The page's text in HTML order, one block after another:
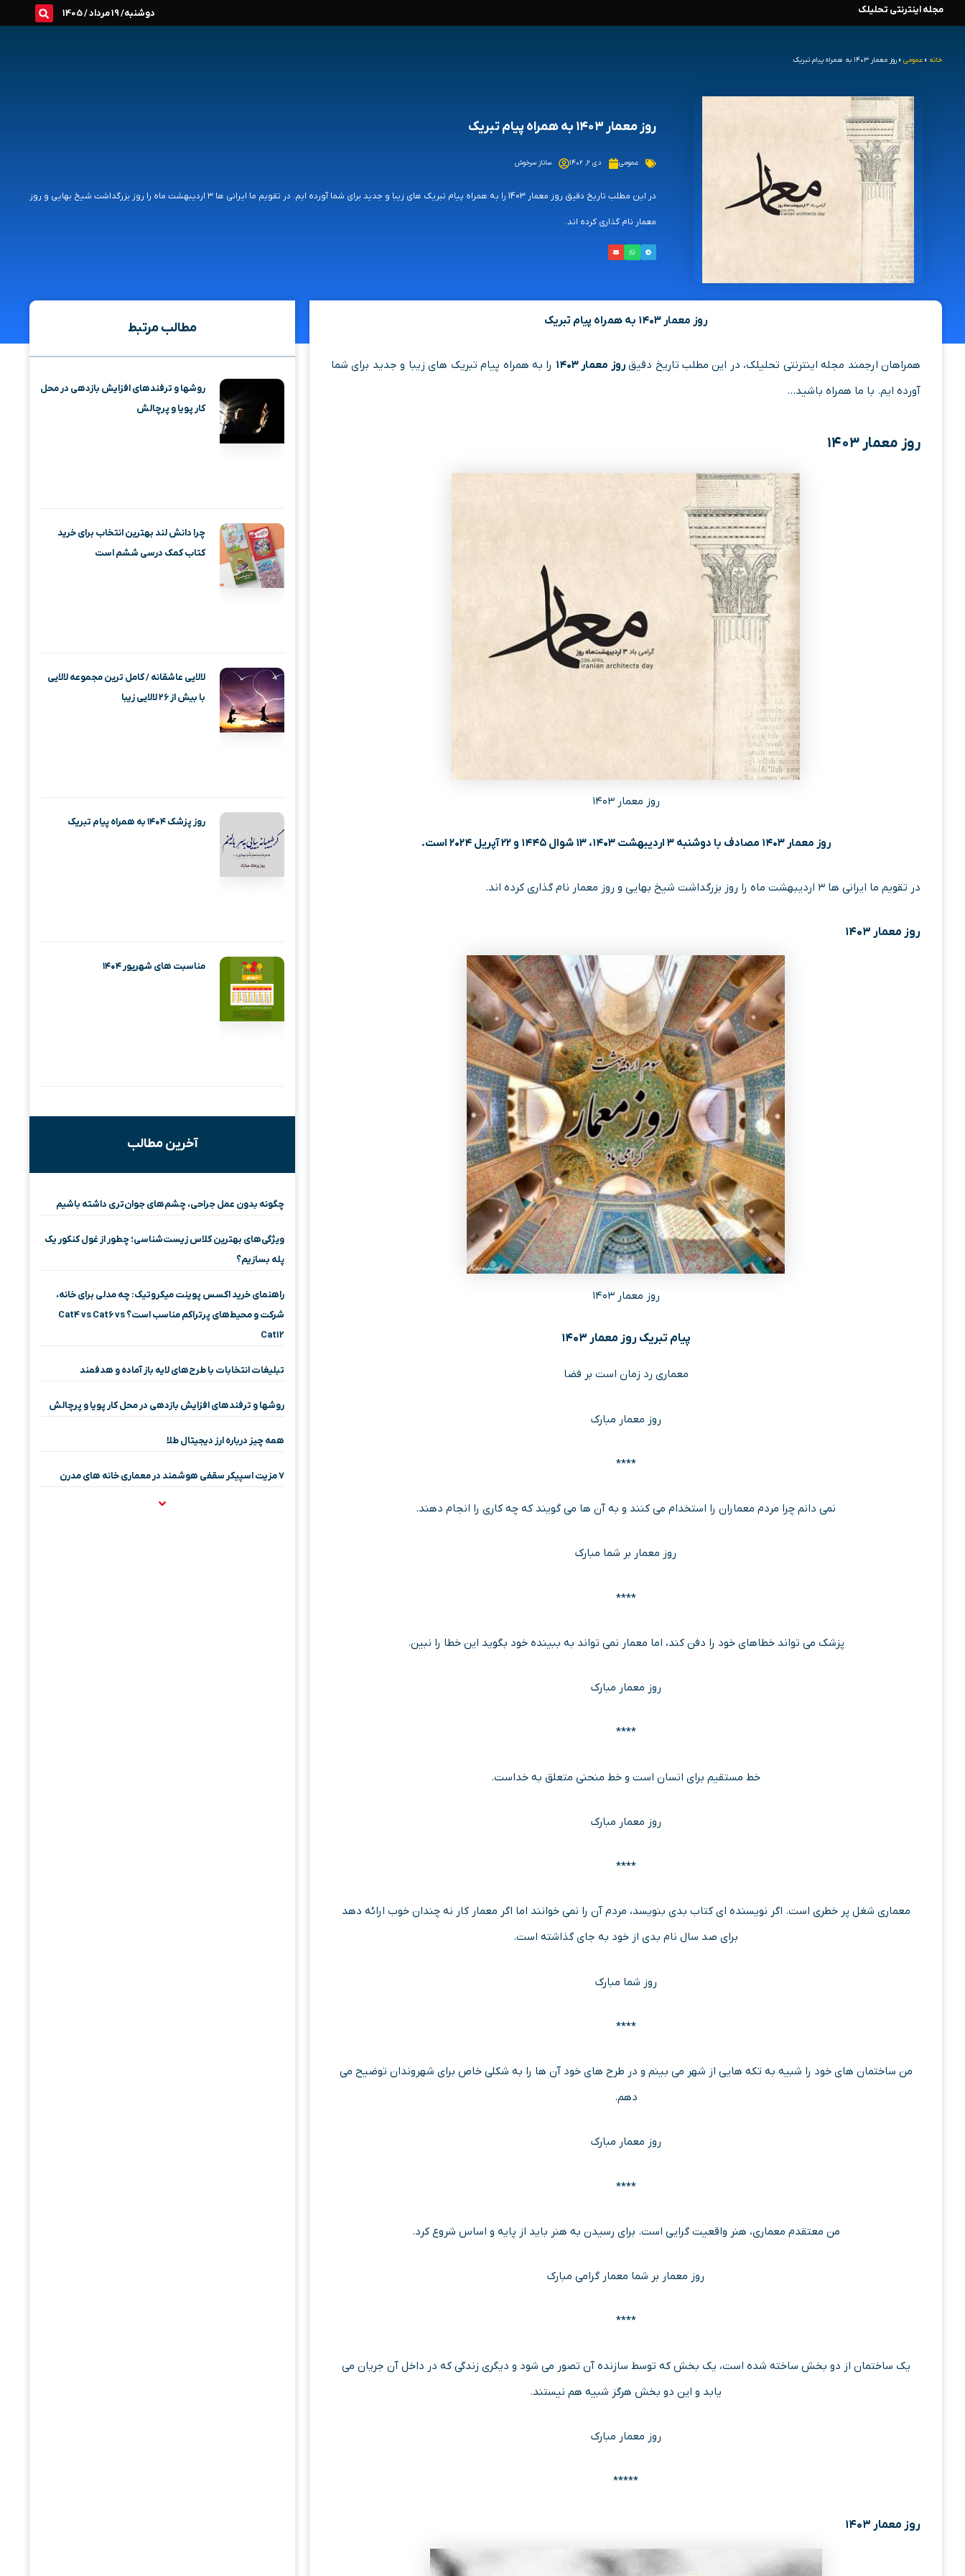
محتوا
مجله اینترنتی تحلیلک دوشنبه/ 19 مرداد / 1405
خانه » عمومی » روز معمار ۱۴۰۳ به همراه پیام تبریک
روز معمار ۱۴۰۳ به همراه پیام تبریک
عمومی دی ۲, ۱۴۰۲ ساناز سرخوش
در این مطلب تاریخ دقیق روز معمار 1403 را به همراه پیام تبریک های زیبا و جدید برای شما آورده ایم. در تقویم ما ایرانی ها ۳ اردیبهشت ماه را روز بزرگداشت شیخ بهایی و روز
معمار نام گذاری کرده اند.
روز معمار ۱۴۰۳ به همراه پیام تبریک
همراهان ارجمند مجله اینترنتی تحلیلک، در این مطلب تاریخ دقیقروز معمار ۱۴۰۳
را به همراه پیام تبریک های زیبا و جدید برای شما
آورده ایم. با ما همراه باشید…
روز معمار ۱۴۰۳
روز معمار ۱۴۰۳
روز معمار ۱۴۰۳ مصادف با دوشنبه ۳ اردیبهشت ۱۴۰۳، ۱۳ شوال ۱۴۴۵ و ۲۲ آپریل ۲۰۲۴ است.
در تقویم ما ایرانی ها ۳ اردیبهشت ماه را روز بزرگداشت شیخ بهایی و روز معمار نام گذاری کرده اند.
روز معمار ۱۴۰۳
روز معمار ۱۴۰۳
پیام تبریک روز معمار ۱۴۰۳
معماری رد زمان است بر فضا
روز معمار مبارک
****
نمی دانم چرا مردم معماران را استخدام می کنند و به آن ها می گویند که چه کاری را انجام دهند.
روز معمار بر شما مبارک
****
پزشک می تواند خطاهای خود را دفن کند، اما معمار نمی تواند به ببینده خود بگوید این خطا را نبین.
روز معمار مبارک
****
خط مستقیم برای انسان است و خط منحنی متعلق به خداست.
روز معمار مبارک
****
معماری شغل پر خطری است. اگر نویسنده ای کتاب بدی بنویسد، مردم آن را نمی خوانند اما اگر معمار کار نه چندان خوب ارائه دهد
برای صد سال نام بدی از خود به جای گذاشته است.
روز شما مبارک
****
من ساختمان های خود را شبیه به تکه هایی از شهر می بینم و در طرح های خود آن ها را به شکلی خاص برای شهروندان توضیح می
دهم.
روز معمار مبارک
****
من معتقدم معماری، هنر واقعیت گرایی است. برای رسیدن به هنر باید از پایه و اساس شروع کرد.
روز معمار بر شما معمار گرامی مبارک
****
یک ساختمان از دو بخش ساخته شده است، یک بخش که توسط سازنده آن تصور می شود و دیگری زندگی که در داخل آن جریان می
یابد و این دو بخش هرگز شبیه هم نیستند.
روز معمار مبارک
*****
روز معمار ۱۴۰۳
مطالب مرتبط
روشها و ترفندهای افزایش بازدهی در محل
کار پویا و پرچالش
چرا دانش لند بهترین انتخاب برای خرید
کتاب کمک درسی ششم است
لالایی عاشقانه / کامل ترین مجموعه لالایی
با بیش از ۲۶ لالایی زیبا
روز پزشک ۱۴۰۴ به همراه پیام تبریک
مناسبت های شهریور ۱۴۰۴
آخرین مطالب
چگونه بدون عمل جراحی، چشم‌های جوان‌تری داشته باشیم
ویژگی‌های بهترین کلاس زیست‌شناسی؛ چطور از غول کنکور یک
پله بسازیم؟
راهنمای خرید اکسس پوینت میکروتیک: چه مدلی برای خانه،
شرکت و محیط‌های پرتراکم مناسب است؟ Cat4 vs Cat6 vs
Cat12
تبلیغات انتخابات با طرح‌های لایه باز آماده و هدفمند
روشها و ترفندهای افزایش بازدهی در محل کار پویا و پرچالش
همه چیز درباره ارز دیجیتال طلا
۷ مزیت اسپیکر سقفی هوشمند در معماری خانه‌ های مدرن